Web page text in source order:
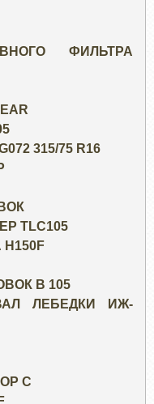
ФИЛЬТРА
315/75 R16
TLC105
В 105
ЛЕБЕДКИ ИЖ-
C